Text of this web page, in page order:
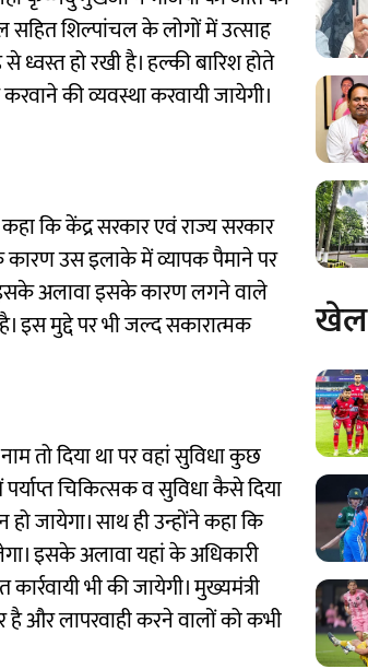
सहित शिल्पांचल के लोगों में उत्साह
हो रखी है। हल्की बारिश होते
की व्यवस्था करवायी जायेगी।
कि केंद्र सरकार एवं राज्य सरकार
उस इलाके में व्यापक पैमाने पर
इसके अलावा इसके कारण लगने वाले
इस मुद्दे पर भी जल्द सकारात्मक
तो दिया था पर वहां सुविधा कुछ
चिकित्सक व सुविधा कैसे दिया
जायेगा। साथ ही उन्होंने कहा कि
इसके अलावा यहां के अधिकारी
भी की जायेगी। मुख्यमंत्री
है और लापरवाही करने वालों को कभी
खेल